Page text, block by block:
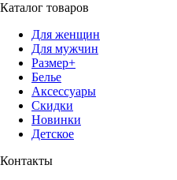
Каталог товаров
Для женщин
Для мужчин
Размер+
Белье
Аксессуары
Скидки
Новинки
Детское
Контакты